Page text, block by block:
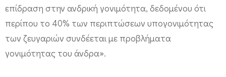
ή
γ
ο
ν
επίδραση στην ανδρική γονιμότητα, δεδομένου ότι
περίπου το 40% των περιπτώσεων υπογονιμότητας
των ζευγαριών συνδέεται με προβλήματα
γονιμότητας του άνδρα».